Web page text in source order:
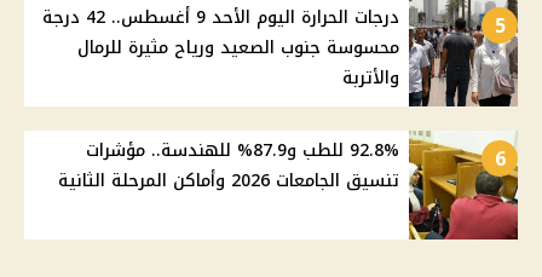
5
درجات الحرارة اليوم الأحد 9 أغسطس.. 42 درجة
محسوسة جنوب الصعيد ورياح مثيرة للرمال
والأتربة
6
92.8% للطب و87.9% للهندسة.. مؤشرات
تنسيق الجامعات 2026 وأماكن المرحلة الثانية